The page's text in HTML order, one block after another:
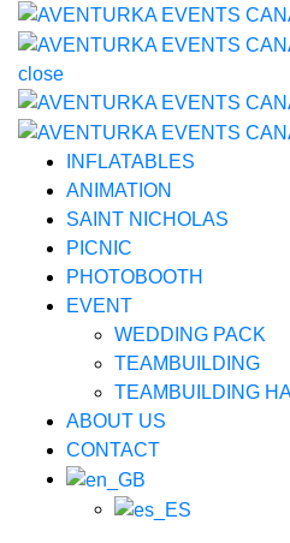
close
INFLATABLES
ANIMATION
SAINT NICHOLAS
PICNIC
PHOTOBOOTH
EVENT
WEDDING PACK
TEAMBUILDING
TEAMBUILDING
ABOUT US
CONTACT